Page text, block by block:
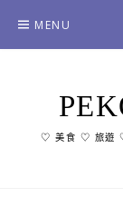
content
MENU
♡ 美食 ♡ 旅遊 ♡